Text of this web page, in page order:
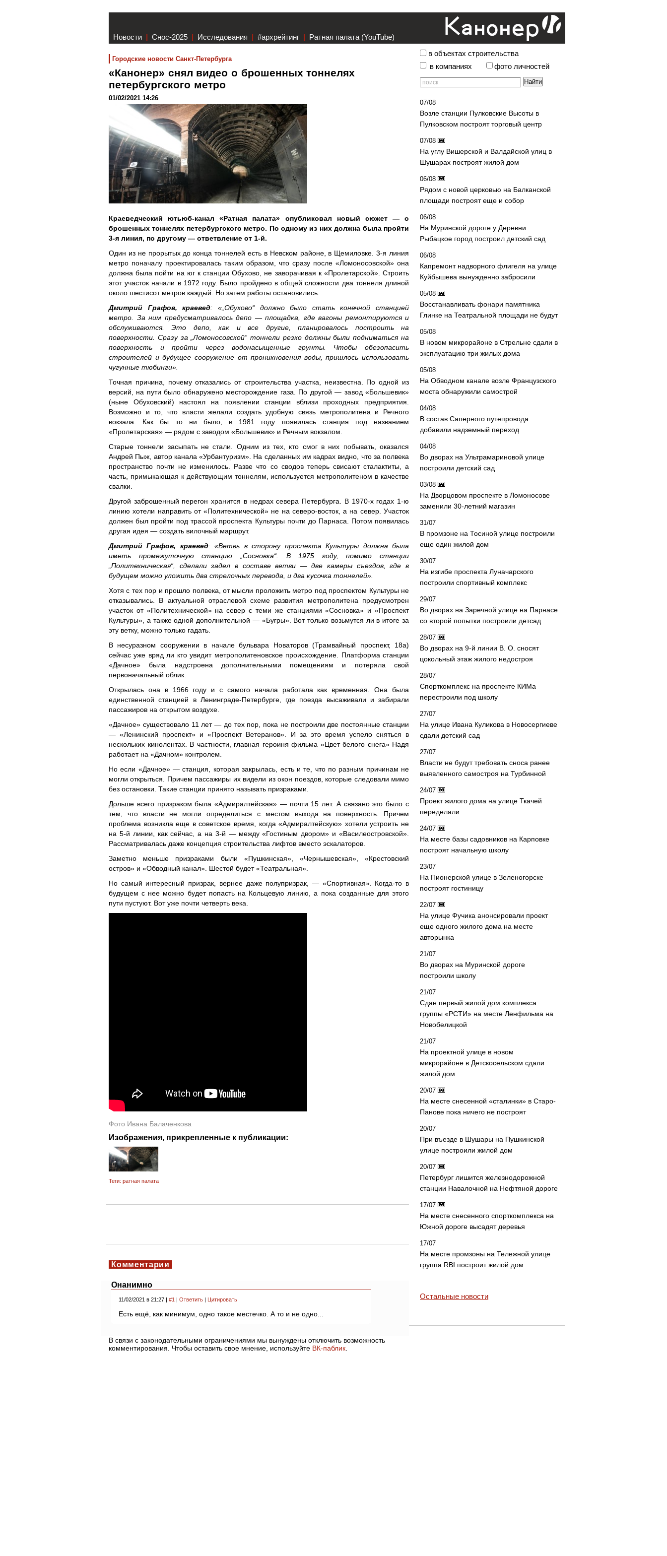
Новости | Снос-2025 | Исследования | #архрейтинг | Ратная палата (YouTube)
Городские новости Санкт-Петербурга
«Канонер» снял видео о брошенных тоннелях
петербургского метро
01/02/2021 14:26
Краеведческий ютьюб-канал «Ратная палата» опубликовал новый сюжет — о
брошенных тоннелях петербургского метро. По одному из них должна была пройти
3-я линия, по другому — ответвление от 1-й.
Один из не прорытых до конца тоннелей есть в Невском районе, в Щемиловке. 3-я линия
метро поначалу проектировалась таким образом, что сразу после «Ломоносовской» она
должна была пойти на юг к станции Обухово, не заворачивая к «Пролетарской». Строить
этот участок начали в 1972 году. Было пройдено в общей сложности два тоннеля длиной
около шестисот метров каждый. Но затем работы остановились.
Дмитрий Графов, краевед: «„Обухово“ должно было стать конечной станцией
метро. За ним предусматривалось депо — площадка, где вагоны ремонтируются и
обслуживаются. Это депо, как и все другие, планировалось построить на
поверхности. Сразу за „Ломоносовской“ тоннели резко должны были подниматься на
поверхность и пройти через водонасыщенные грунты. Чтобы обезопасить
строителей и будущее сооружение от проникновения воды, пришлось использовать
чугунные тюбинги».
Точная причина, почему отказались от строительства участка, неизвестна. По одной из
версий, на пути было обнаружено месторождение газа. По другой — завод «Большевик»
(ныне Обуховский) настоял на появлении станции вблизи проходных предприятия.
Возможно и то, что власти желали создать удобную связь метрополитена и Речного
вокзала. Как бы то ни было, в 1981 году появилась станция под названием
«Пролетарская» — рядом с заводом «Большевик» и Речным вокзалом.
Старые тоннели засыпать не стали. Одним из тех, кто смог в них побывать, оказался
Андрей Пыж, автор канала «Урбантуризм». На сделанных им кадрах видно, что за полвека
пространство почти не изменилось. Разве что со сводов теперь свисают сталактиты, а
часть, примыкающая к действующим тоннелям, используется метрополитеном в качестве
свалки.
Другой заброшенный перегон хранится в недрах севера Петербурга. В 1970-х годах 1-ю
линию хотели направить от «Политехнической» не на северо-восток, а на север. Участок
должен был пройти под трассой проспекта Культуры почти до Парнаса. Потом появилась
другая идея — создать вилочный маршрут.
Дмитрий Графов, краевед: «Ветвь в сторону проспекта Культуры должна была
иметь промежуточную станцию „Сосновка“. В 1975 году, помимо станции
„Политехническая“, сделали задел в составе ветви — две камеры съездов, где в
будущем можно уложить два стрелочных перевода, и два кусочка тоннелей».
Хотя с тех пор и прошло полвека, от мысли проложить метро под проспектом Культуры не
отказывались. В актуальной отраслевой схеме развития метрополитена предусмотрен
участок от «Политехнической» на север с теми же станциями «Сосновка» и «Проспект
Культуры», а также одной дополнительной — «Бугры». Вот только возьмутся ли в итоге за
эту ветку, можно только гадать.
В несуразном сооружении в начале бульвара Новаторов (Трамвайный проспект, 18а)
сейчас уже вряд ли кто увидит метрополитеновское происхождение. Платформа станции
«Дачное» была надстроена дополнительными помещениям и потеряла свой
первоначальный облик.
Открылась она в 1966 году и с самого начала работала как временная. Она была
единственной станцией в Ленинграде-Петербурге, где поезда высаживали и забирали
пассажиров на открытом воздухе.
«Дачное» существовало 11 лет — до тех пор, пока не построили две постоянные станции
— «Ленинский проспект» и «Проспект Ветеранов». И за это время успело сняться в
нескольких кинолентах. В частности, главная героиня фильма «Цвет белого снега» Надя
работает на «Дачном» контролем.
Но если «Дачное» — станция, которая закрылась, есть и те, что по разным причинам не
могли открыться. Причем пассажиры их видели из окон поездов, которые следовали мимо
без остановки. Такие станции принято называть призраками.
Дольше всего призраком была «Адмиралтейская» — почти 15 лет. А связано это было с
тем, что власти не могли определиться с местом выхода на поверхность. Причем
проблема возникла еще в советское время, когда «Адмиралтейскую» хотели устроить не
на 5-й линии, как сейчас, а на 3-й — между «Гостиным двором» и «Василеостровской».
Рассматривалась даже концепция строительства лифтов вместо эскалаторов.
Заметно меньше призраками были «Пушкинская», «Чернышевская», «Крестовский
остров» и «Обводный канал». Шестой будет «Театральная».
Но самый интересный призрак, вернее даже полупризрак, — «Спортивная». Когда-то в
будущем с нее можно будет попасть на Кольцевую линию, а пока созданные для этого
пути пустуют. Вот уже почти четверть века.
Фото Ивана Балаченкова
Изображения, прикрепленные к публикации:
Теги: ратная палата
Комментарии
Онанимно
11/02/2021 в 21:27 | #1 | Ответить | Цитировать
Есть ещё, как минимум, одно такое местечко. А то и не одно...
В связи с законодательными ограничениями мы вынуждены отключить возможность
комментирования. Чтобы оставить свое мнение, используйте ВК-паблик
в объектах строительства
в компаниях
фото личностей
07/08
Возле станции Пулковские Высоты в
Пулковском построят торговый центр
07/08
На углу Вишерской и Валдайской улиц в
Шушарах построят жилой дом
06/08
Рядом с новой церковью на Балканской
площади построят еще и собор
06/08
На Муринской дороге у Деревни
Рыбацкое город построил детский сад
06/08
Капремонт надворного флигеля на улице
Куйбышева вынужденно забросили
05/08
Восстанавливать фонари памятника
Глинке на Театральной площади не будут
05/08
В новом микрорайоне в Стрельне сдали в
эксплуатацию три жилых дома
05/08
На Обводном канале возле Французского
моста обнаружили самострой
04/08
В состав Саперного путепровода
добавили надземный переход
04/08
Во дворах на Ультрамариновой улице
построили детский сад
03/08
На Дворцовом проспекте в Ломоносове
заменили 30-летний магазин
31/07
В промзоне на Тосиной улице построили
еще один жилой дом
30/07
На изгибе проспекта Луначарского
построили спортивный комплекс
29/07
Во дворах на Заречной улице на Парнасе
со второй попытки построили детсад
28/07
Во дворах на 9-й линии В. О. сносят
цокольный этаж жилого недостроя
28/07
Спорткомплекс на проспекте КИМа
перестроили под школу
27/07
На улице Ивана Куликова в Новосергиеве
сдали детский сад
27/07
Власти не будут требовать сноса ранее
выявленного самостроя на Турбинной
24/07
Проект жилого дома на улице Ткачей
переделали
24/07
На месте базы садовников на Карповке
построят начальную школу
23/07
На Пионерской улице в Зеленогорске
построят гостиницу
22/07
На улице Фучика анонсировали проект
еще одного жилого дома на месте
авторынка
21/07
Во дворах на Муринской дороге
построили школу
21/07
Сдан первый жилой дом комплекса
группы «РСТИ» на месте Ленфильма на
Новобелицкой
21/07
На проектной улице в новом
микрорайоне в Детскосельском сдали
жилой дом
20/07
На месте снесенной «сталинки» в Старо-
Панове пока ничего не построят
20/07
При въезде в Шушары на Пушкинской
улице построили жилой дом
20/07
Петербург лишится железнодорожной
станции Навалочной на Нефтяной дороге
17/07
На месте снесенного спорткомплекса на
Южной дороге высадят деревья
17/07
На месте промзоны на Тележной улице
группа RBI построит жилой дом
Остальные новости